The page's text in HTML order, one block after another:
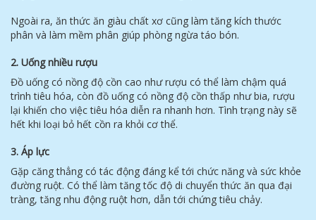
Ngoài ra, ăn thức ăn giàu chất xơ cũng làm tăng kích thước
phân và làm mềm phân giúp phòng ngừa táo bón.
2. Uống nhiều rượu
Đồ uống có nồng độ cồn cao như rượu có thể làm chậm quá
trình tiêu hóa, còn đồ uống có nồng độ cồn thấp như bia, rượu
lại khiến cho việc tiêu hóa diễn ra nhanh hơn. Tình trạng này sẽ
hết khi loại bỏ hết cồn ra khỏi cơ thể.
3. Áp lực
Gặp căng thẳng có tác động đáng kể tới chức năng và sức khỏe
đường ruột. Có thể làm tăng tốc độ di chuyển thức ăn qua đại
tràng, tăng nhu động ruột hơn, dẫn tới chứng tiêu chảy.